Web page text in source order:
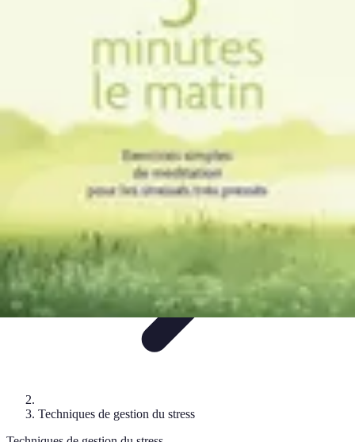
Techniques de gestion du stress
Gestion du StressTechniques de Gestion
Stress Maîtrise
Techniques de gestion du stress